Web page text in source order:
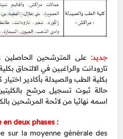
جديد: على المترشحين الحاصلين
تارودانت والراغبين في الالتحاق
بكلية الطب والصيدلة بأكادير
حالة ثبوت تسجيل مرشح
اسمه نهائيا من لائحة المرشحين
deux phases :
sur la moyenne générale des